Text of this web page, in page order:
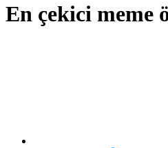
En çekici meme